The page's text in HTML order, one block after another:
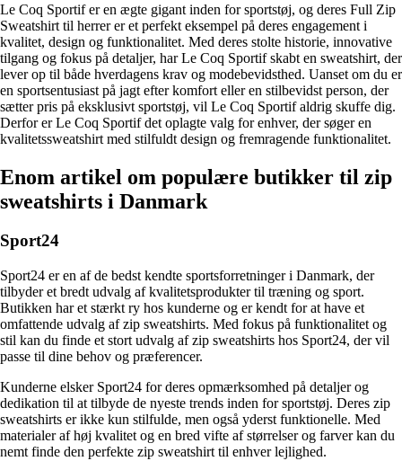
Le Coq Sportif er en ægte gigant inden for sportstøj, og deres Full Zip
Sweatshirt til herrer er et perfekt eksempel på deres engagement i
kvalitet, design og funktionalitet. Med deres stolte historie, innovative
tilgang og fokus på detaljer, har Le Coq Sportif skabt en sweatshirt, der
lever op til både hverdagens krav og modebevidsthed. Uanset om du er
en sportsentusiast på jagt efter komfort eller en stilbevidst person, der
sætter pris på eksklusivt sportstøj, vil Le Coq Sportif aldrig skuffe dig.
Derfor er Le Coq Sportif det oplagte valg for enhver, der søger en
kvalitetssweatshirt med stilfuldt design og fremragende funktionalitet.
Enom artikel om populære butikker til zip
sweatshirts i Danmark
Sport24
Sport24 er en af de bedst kendte sportsforretninger i Danmark, der
tilbyder et bredt udvalg af kvalitetsprodukter til træning og sport.
Butikken har et stærkt ry hos kunderne og er kendt for at have et
omfattende udvalg af zip sweatshirts. Med fokus på funktionalitet og
stil kan du finde et stort udvalg af zip sweatshirts hos Sport24, der vil
passe til dine behov og præferencer.
Kunderne elsker Sport24 for deres opmærksomhed på detaljer og
dedikation til at tilbyde de nyeste trends inden for sportstøj. Deres zip
sweatshirts er ikke kun stilfulde, men også yderst funktionelle. Med
materialer af høj kvalitet og en bred vifte af størrelser og farver kan du
nemt finde den perfekte zip sweatshirt til enhver lejlighed.